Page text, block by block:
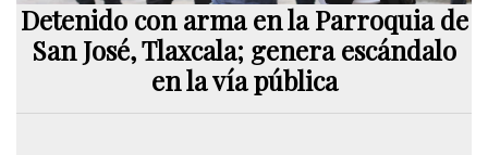
Detenido con arma en la Parroquia de
San José, Tlaxcala; genera escándalo
en la vía pública